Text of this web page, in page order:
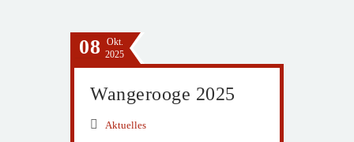
08 Okt.
2025
Wangerooge 2025
Aktuelles